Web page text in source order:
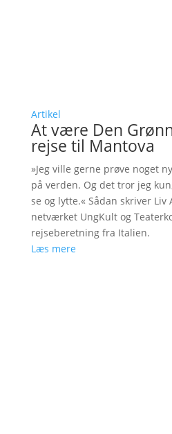
Artikel
At være Den
rejse til Mantova
»Jeg ville gerne prøve noget
på verden. Og det tror jeg
se og lytte.« Sådan skriver
netværket UngKult og
rejseberetning fra Italien.
Læs mere